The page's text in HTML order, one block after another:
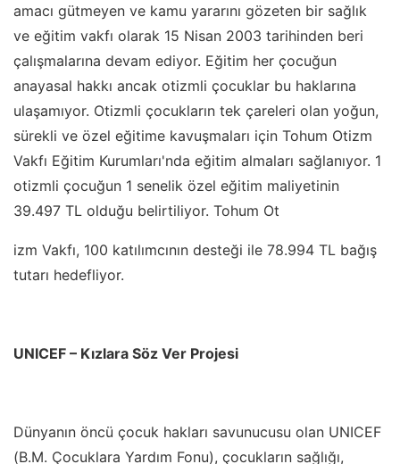
amacı gütmeyen ve kamu yararını gözeten bir sağlık
ve eğitim vakfı olarak 15 Nisan 2003 tarihinden beri
çalışmalarına devam ediyor. Eğitim her çocuğun
anayasal hakkı ancak otizmli çocuklar bu haklarına
ulaşamıyor. Otizmli çocukların tek çareleri olan yoğun,
sürekli ve özel eğitime kavuşmaları için Tohum Otizm
Vakfı Eğitim Kurumları'nda eğitim almaları sağlanıyor. 1
otizmli çocuğun 1 senelik özel eğitim maliyetinin
39.497 TL olduğu belirtiliyor. Tohum Ot
izm Vakfı, 100 katılımcının desteği ile 78.994 TL bağış
tutarı hedefliyor.
UNICEF – Kızlara Söz Ver Projesi
Dünyanın öncü çocuk hakları savunucusu olan UNICEF
(B.M. Çocuklara Yardım Fonu), çocukların sağlığı,